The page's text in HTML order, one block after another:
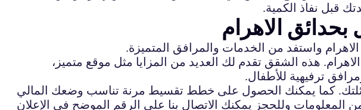
قبل نفاذ الكمية.
الاهرام
واستفد من الخدمات والمرافق المتميزة.
هذه الشقق تقدم لك العديد من المزايا مثل موقع متميز،
ترفيهية للأطفال.